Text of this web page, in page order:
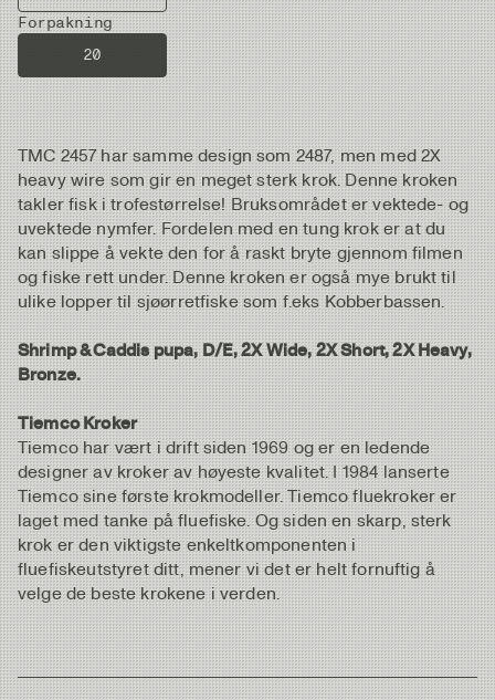
Forpakning
20
TMC 2457 har samme design som 2487, men med 2X
heavy wire som gir en meget sterk krok. Denne kroken
takler fisk i trofestørrelse! Bruksområdet er vektede- og
uvektede nymfer. Fordelen med en tung krok er at du
kan slippe å vekte den for å raskt bryte gjennom filmen
og fiske rett under. Denne kroken er også mye brukt til
ulike lopper til sjøørretfiske som f.eks Kobberbassen.
Shrimp & Caddis pupa, D/E, 2X Wide, 2X Short, 2X Heavy,
Bronze.
Tiemco Kroker
Tiemco har vært i drift siden 1969 og er en ledende
designer av kroker av høyeste kvalitet. I 1984 lanserte
Tiemco sine første krokmodeller. Tiemco fluekroker er
laget med tanke på fluefiske. Og siden en skarp, sterk
krok er den viktigste enkeltkomponenten i
fluefiskeutstyret ditt, mener vi det er helt fornuftig å
velge de beste krokene i verden.